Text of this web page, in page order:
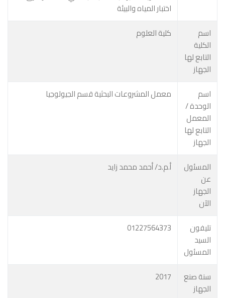
اختبار المياه والبيئة
اسم
الكلية
التابع لها
الجهاز
كلية العلوم
اسم
الوحدة /
المعمل
التابع لها
الجهاز
معمل المشروعات البحثية قسم الجيولوجيا
المسئول
عن
الجهاز
الآن
أ.م.د/ أحمد محمد زايد
تليفون
السيد
المسئول
01227564373
سنة صنع
الجهاز
2017